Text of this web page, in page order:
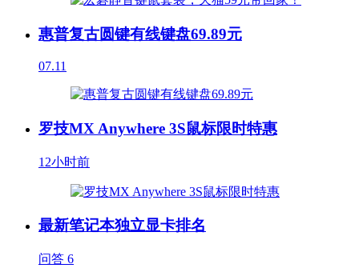
惠普复古圆键有线键盘69.89元
07.11
罗技MX Anywhere 3S鼠标限时特惠
12小时前
最新笔记本独立显卡排名
问答 6